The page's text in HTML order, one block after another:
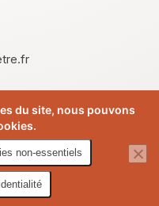
Albedo
|
krack
du site, nous pouvons
non-essentiels